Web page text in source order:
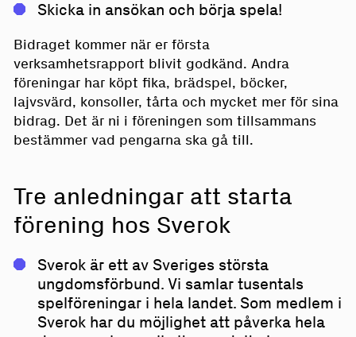
Skicka in ansökan och börja spela!
Bidraget kommer när er första
verksamhetsrapport blivit godkänd. Andra
föreningar har köpt fika, brädspel, böcker,
lajvsvärd, konsoller, tårta och mycket mer för sina
bidrag. Det är ni i föreningen som tillsammans
bestämmer vad pengarna ska gå till.
Tre anledningar att starta
förening hos Sverok
Sverok är ett av Sveriges största
ungdomsförbund. Vi samlar tusentals
spelföreningar i hela landet. Som medlem i
Sverok har du möjlighet att påverka hela